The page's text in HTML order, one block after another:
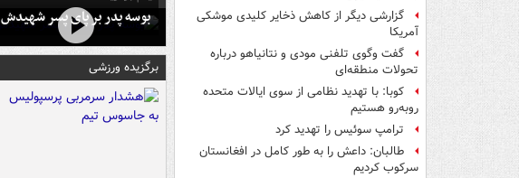
گزارشی دیگر از کاهش ذخایر کلیدی موشکی
آمریکا
گفت وگوی تلفنی مودی و نتانیاهو درباره
تحولات منطقه‌ای
کوبا: با تهدید نظامی از سوی ایالات متحده
روبه‌رو هستیم
ترامپ سوئیس را تهدید کرد
طالبان: داعش را به طور کامل در افغانستان
سرکوب کردیم
بوسه‌ پدر بر پای پسر شهیدش
برگزیده ورزشی